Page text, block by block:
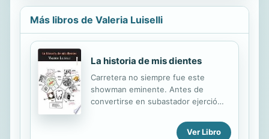
Más libros de Valeria Luiselli
La historia de mis dientes
Carretera no siempre fue este
showman eminente. Antes de
convertirse en subastador ejerció
jugos durante muchos años, hasta
que el ataque de pánico de una
Ver Libro